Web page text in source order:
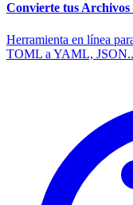
Convierte tus
Herramienta en línea
TOML a YAML,